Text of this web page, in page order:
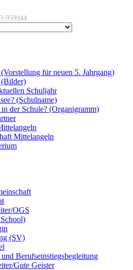
959944
für neuen 5. Jahrgang)
(Bilder)
Schuljahr
(Schulname)
der Schule? (Organigramm)
Mittelangeln
OGS
(SV)
Berufseinstiegsbegleitung
Gute Geister